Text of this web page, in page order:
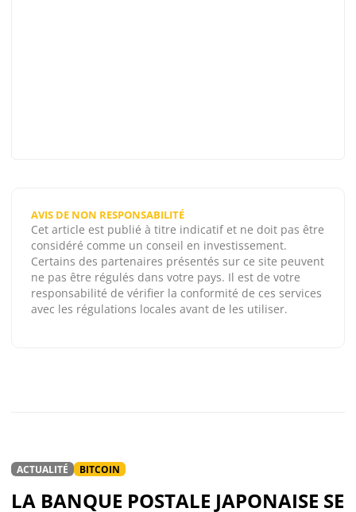
AVIS DE NON RESPONSABILITÉ
Cet article est publié à titre indicatif et ne doit pas être
considéré comme un conseil en investissement.
Certains des partenaires présentés sur ce site peuvent
ne pas être régulés dans votre pays. Il est de votre
responsabilité de vérifier la conformité de ces services
avec les régulations locales avant de les utiliser.
ACTUALITÉ BITCOIN
LA BANQUE POSTALE JAPONAISE SE